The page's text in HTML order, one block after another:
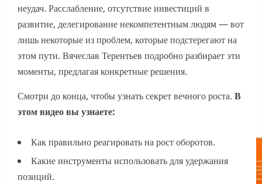
неудач. Расслабление, отсутствие инвестиций в
развитие, делегирование некомпетентным людям — вот
лишь некоторые из проблем, которые подстерегают на
этом пути. Вячеслав Терентьев подробно разбирает эти
моменты, предлагая конкретные решения.
Смотри до конца, чтобы узнать секрет вечного роста. В
этом видео вы узнаете:
Как правильно реагировать на рост оборотов.
Какие инструменты использовать для удержания
позиций.